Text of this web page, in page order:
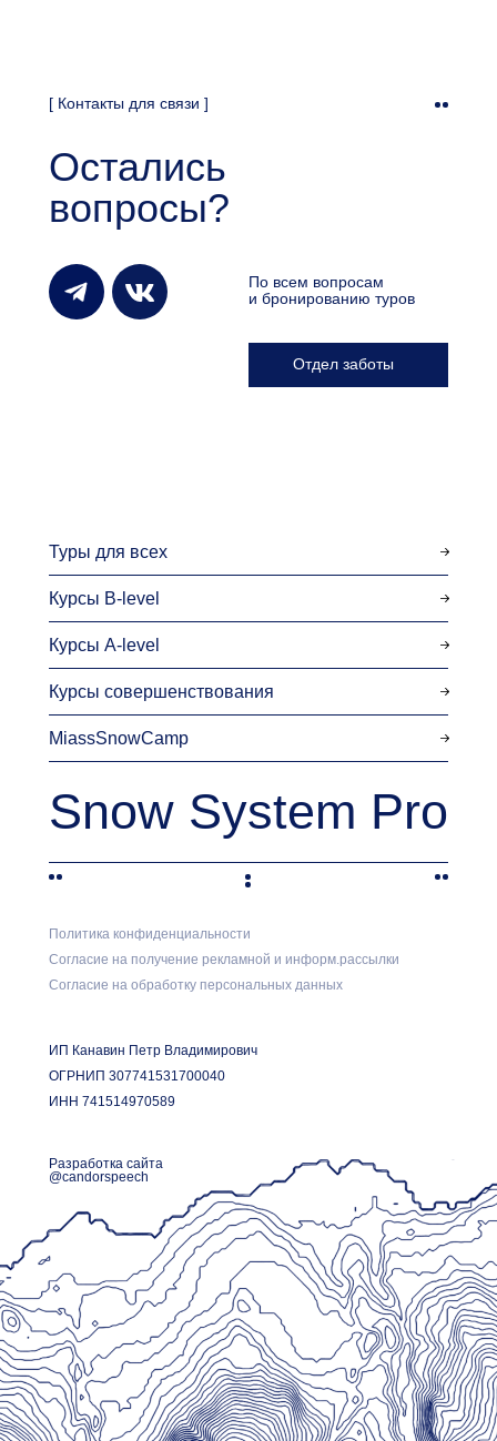
По всем вопросам
и бронированию туров
[ Контакты для связи ]
Отдел заботы
Остались
вопросы?
Туры для всех
Курсы B-level
Курсы A-level
MiassSnowCamp
Курсы совершенствования
Snow System Pro
Политика конфиденциальности
Согласие на получение рекламной и информ.рассылки
Согласие на обработку персональных данных
ИП Канавин Петр Владимирович
ОГРНИП 307741531700040
ИНН 741514970589
Разработка сайта
@candorspeech